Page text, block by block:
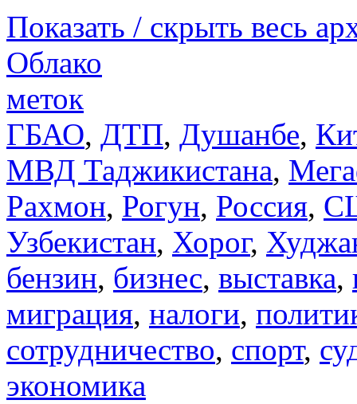
Показать / скрыть весь
Облако
меток
ГБАО, ДТП, Душанбе,
МВД Таджикистана,
Рахмон, Рогун, Россия,
Узбекистан, Хорог,
бензин, бизнес, выставка,
миграция, налоги,
сотрудничество, спорт,
экономика